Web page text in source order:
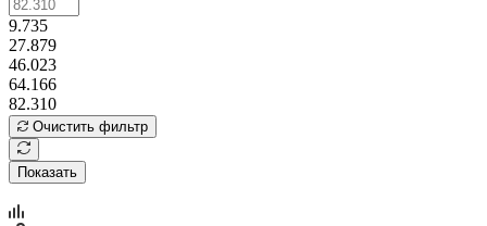
9.735
27.879
46.023
64.166
82.310
Очистить фильтр
Показать